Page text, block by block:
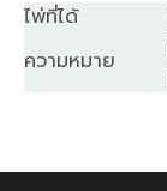
ไพ่ที่ได้
ความหมาย